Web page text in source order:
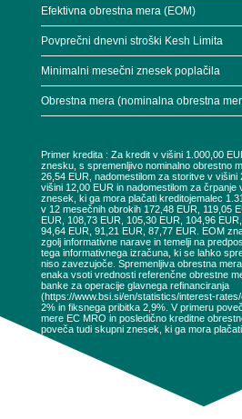
Efektivna obrestna mera (EOM)
Povprečni dnevni stroški Kesh Limita
Minimalni mesečni znesek poplačila
Obrestna mera (nominalna obrestna
Primer kredita : Za kredit v višini 1.000,00
znesku, s spremenljivo nominalno obrestno
26,54 EUR, nadomestilom za storitve v višini
višini 12,00 EUR in nadomestilom za črpanje
znesek, ki ga mora plačati kreditojemalec
v 12 mesečnih obrokih 172,48 EUR, 119,05
EUR, 108,73 EUR, 105,30 EUR, 104,96
94,64 EUR, 91,21 EUR, 87,77 EUR. EOM
zgolj informativne narave in temelji na
tega informativnega izračuna, ki se lahko
niso zavezujoče. Spremenljiva obrestna
enaka vsoti vrednosti referenčne obrestne
banke za operacije glavnega refinanciranja
(https://www.bsi.si/en/statistics/interest-
2% in fiksnega pribitka 2,9%. V primeru
mere EC MRO in posledično kreditne
poveča tudi skupni znesek, ki ga mora plačati